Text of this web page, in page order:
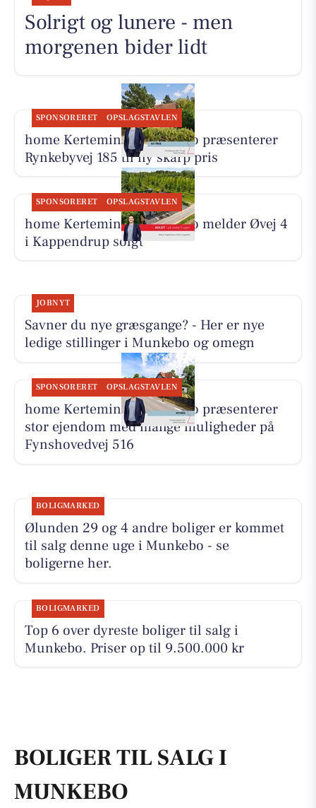
Solrigt og lunere - men
morgenen bider lidt
SPONSORERET OPSLAGSTAVLEN
home Kerteminde-Munkebo præsenterer
Rynkebyvej 185 til ny skarp pris
SPONSORERET OPSLAGSTAVLEN
home Kerteminde-Munkebo melder Øvej 4
i Kappendrup solgt
JOBNYT
Savner du nye græsgange? - Her er nye
ledige stillinger i Munkebo og omegn
SPONSORERET OPSLAGSTAVLEN
home Kerteminde-Munkebo præsenterer
stor ejendom med mange muligheder på
Fynshovedvej 516
BOLIGMARKED
Ølunden 29 og 4 andre boliger er kommet
til salg denne uge i Munkebo - se
boligerne her.
BOLIGMARKED
Top 6 over dyreste boliger til salg i
Munkebo. Priser op til 9.500.000 kr
BOLIGER TIL SALG I
MUNKEBO